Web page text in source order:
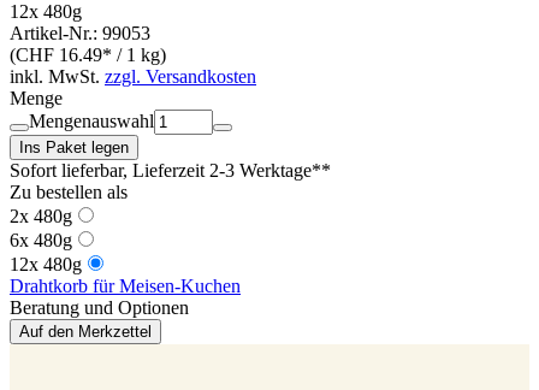
12x 480g
Artikel-Nr.: 99053
(CHF 16.49* / 1 kg)
inkl. MwSt. zzgl. Versandkosten
Menge
Mengenauswahl
Ins Paket legen
Sofort lieferbar, Lieferzeit 2-3 Werktage**
Zu bestellen als
2x 480g
6x 480g
12x 480g
Drahtkorb für Meisen-Kuchen
Beratung und Optionen
Auf den Merkzettel